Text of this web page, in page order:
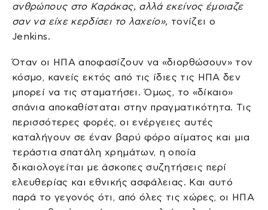
ανθρώπους στο Καράκας, αλλά εκείνος έμοιαζε
σαν να είχε κερδίσει το λαχείο», τονίζει ο
Jenkins.
Όταν οι ΗΠΑ αποφασίζουν να «διορθώσουν» τον
κόσμο, κανείς εκτός από τις ίδιες τις ΗΠΑ δεν
μπορεί να τις σταματήσει. Όμως, το «δίκαιο»
σπάνια αποκαθίσταται στην πραγματικότητα. Τις
περισσότερες φορές, οι ενέργειες αυτές
καταλήγουν σε έναν βαρύ φόρο αίματος και μια
τεράστια σπατάλη χρημάτων, η οποία
δικαιολογείται με άσκοπες συζητήσεις περί
ελευθερίας και εθνικής ασφάλειας. Και αυτό
παρά το γεγονός ότι, από όλες τις χώρες, οι ΗΠΑ